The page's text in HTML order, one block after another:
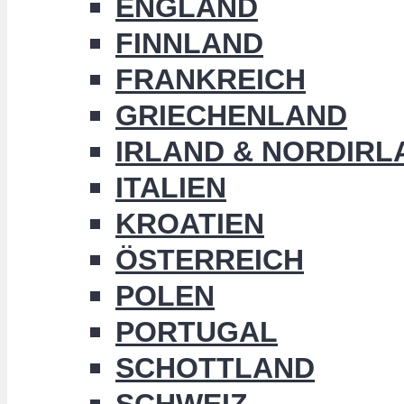
ENGLAND
FINNLAND
FRANKREICH
GRIECHENLAND
IRLAND &
ITALIEN
KROATIEN
ÖSTERREICH
POLEN
PORTUGAL
SCHOTTLAND